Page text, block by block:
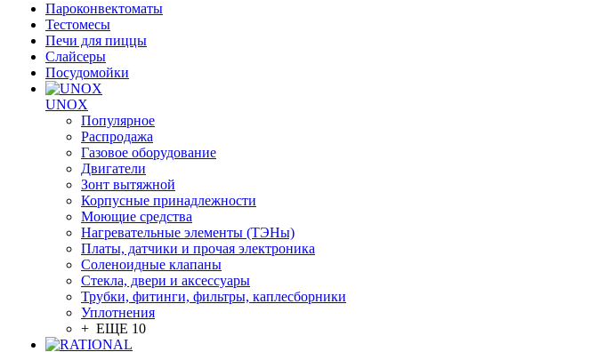
Пароконвектоматы
Тестомесы
Печи для пиццы
Слайсеры
Посудомойки
UNOX
Популярное
Распродажа
Газовое оборудование
Двигатели
Зонт вытяжной
Корпусные принадлежности
Моющие средства
Нагревательные элементы (ТЭНы)
Платы, датчики и прочая электроника
Соленоидные клапаны
Стекла, двери и аксессуары
Трубки, фитинги, фильтры, каплесборники
Уплотнения
+ ЕЩЕ 10